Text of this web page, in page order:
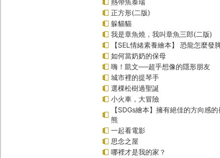
熱帶魚泰瑞
正方形(二版)
躲貓貓
我是章魚燒，我叫章魚三郎(二版)
【SEL情緒素養繪本】 恐龍怎麼發
如何當奶奶的保母
嗨！凱文──超乎想像的隱形朋友
城市裡的提琴手
選棵松樹過聖誕
小火車，大冒險
【SDGs繪本】擁有絕佳的方向感
熊
一起看電影
思念之屋
哪裡才是我的家？